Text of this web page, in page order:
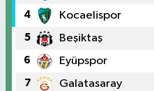
4 Kocaelispor
5 Beşiktaş
6 Eyüpspor
7 Galatasaray